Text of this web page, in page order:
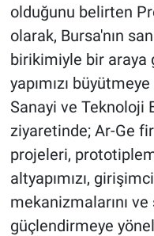
olduğunu belirten
olarak, Bursa'nın
birikimiyle bir araya
yapımızı
Sanayi ve Teknoloji
ziyaretinde; Ar-Ge
projeleri,
altyapımızı,
mekanizmalarını
güçlendirmeye